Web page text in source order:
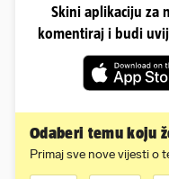
Skini aplikaciju za
komentiraj i budi
Odaberi temu koju
Primaj sve nove vijesti o